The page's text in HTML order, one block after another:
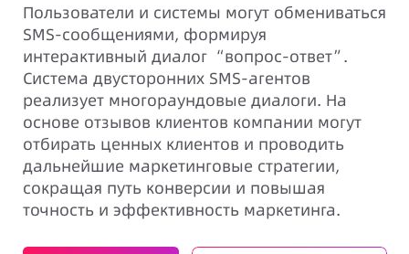
Пользователи и системы могут обмениваться
SMS-сообщениями, формируя
интерактивный диалог “вопрос-ответ”.
Система двусторонних SMS-агентов
реализует многораундовые диалоги. На
основе отзывов клиентов компании могут
отбирать ценных клиентов и проводить
дальнейшие маркетинговые стратегии,
сокращая путь конверсии и повышая
точность и эффективность маркетинга.